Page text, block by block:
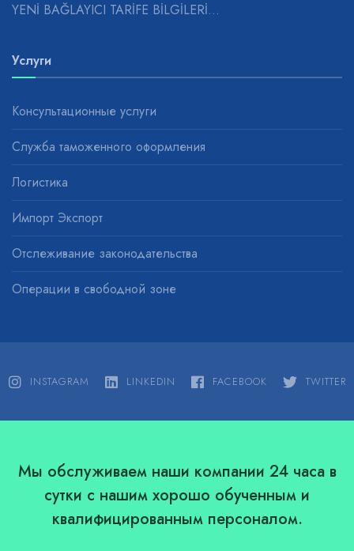
YENİ BAĞLAYICI TARİFE BİLGİLERİ...
Услуги
Консультационные услуги
Служба таможенного оформления
Логистика
Импорт Экспорт
Отслеживание законодательства
Операции в свободной зоне
INSTAGRAM LINKEDIN FACEBOOK TWITTER
Мы обслуживаем наши компании 24 часа в
сутки с нашим хорошо обученным и
квалифицированным персоналом.